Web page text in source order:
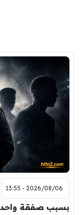
2026/08/06 - 13:55
بسبب صفقة